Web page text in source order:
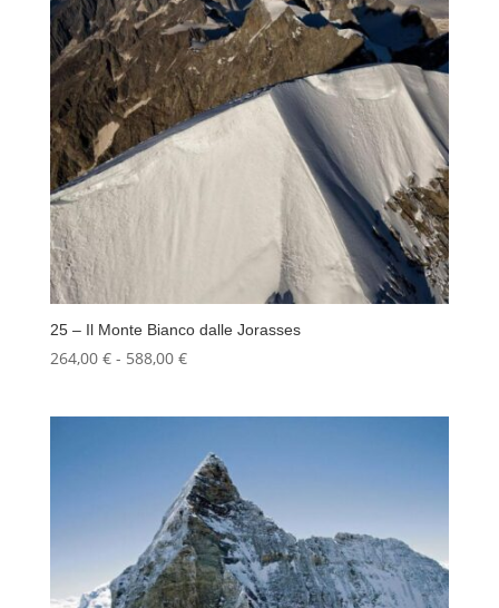
25 – Il Monte Bianco dalle Jorasses
264,00 € - 588,00 €Fascia
264,00 €
a
588,00 €